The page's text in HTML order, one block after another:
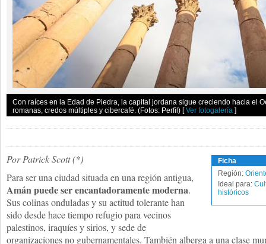
Con raíces en la Edad de Piedra, la capital jordana sigue creciendo hacia el
romanas, credos múltiples y cibercafé. (Fotos: Perfil) [Ver fotogalería ]
Ficha
Región:
Ideal para:
históricos
Por Patrick Scott (*)
Para ser una ciudad situada en una región antigua,
Amán puede ser encantadoramente moderna.
Sus colinas onduladas y su actitud tolerante han
sido desde hace tiempo refugio para vecinos
palestinos, iraquíes y sirios, y sede de
organizaciones no gubernamentales. También alberga a una clase